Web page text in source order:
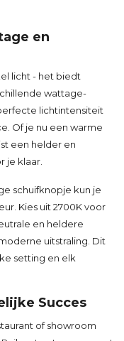
en
licht - het biedt
wattage-
lichtintensiteit
Of je nu een warme
een helder en
je klaar.
schuifknopje kun je
Kies uit 2700K voor
en heldere
uitstraling. Dit
setting en elk
Succes
of showroom